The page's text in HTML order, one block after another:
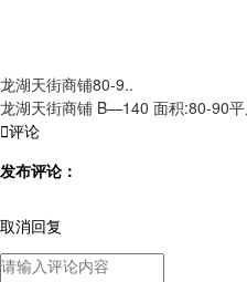
龙湖天街商铺80-9..
龙湖天街商铺 B—140 面积:80-90平
评论
发布评论：
取消回复